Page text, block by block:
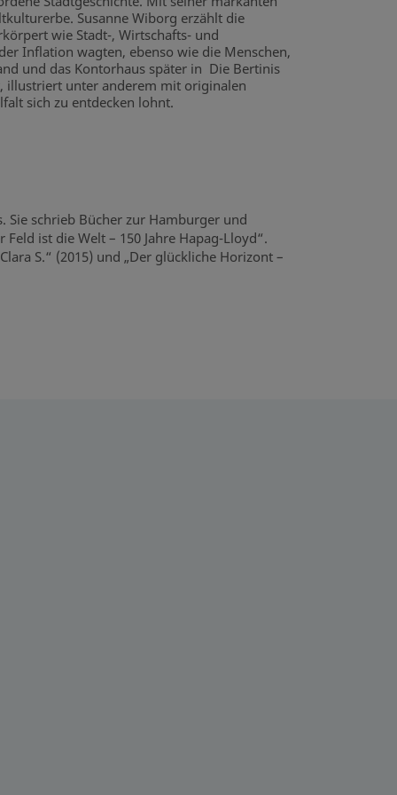
Susanne Wiborg erzählt die
wie Stadt-, Wirtschafts- und
Inflation wagten, ebenso wie die Menschen,
und das Kontorhaus später in Die Bertinis
illustriert unter anderem mit originalen
sich zu entdecken lohnt.
Sie schrieb Bücher zur Hamburger und
ist die Welt – 150 Jahre Hapag-Lloyd“.
S.“ (2015) und „Der glückliche Horizont –